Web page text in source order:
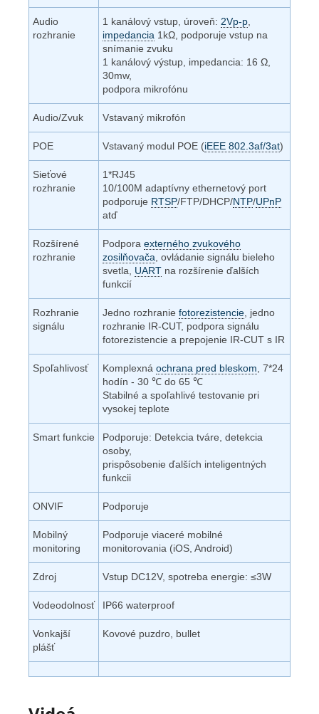
Audio
rozhranie
1 kanálový vstup, úroveň: 2Vp-p
impedancia 1kΩ , podporuje vstup na
snímanie zvuku
1 kanálový výstup, impedancia: 16 Ω
30mw,
podpora mikrofónu
Audio/Zvuk Vstavaný mikrofón
POE Vstavaný modul POE (iEEE 802.3af/3at)
Sieťové
rozhranie
1*RJ45
10/100M adaptívny ethernetový port
podporuje RTSP/FTP/DHCP/NTP/UPnP
atď
Rozšírené
rozhranie
Podpora externého zvukového
zosilňovača , ovládanie signálu bieleho
svetla, UART na rozšírenie ďalších
funkcií
Rozhranie
signálu
Jedno rozhranie fotorezistencie , jedno
rozhranie IR-CUT, podpora signálu
fotorezistencie a prepojenie IR-CUT s IR
Spoľahlivosť Komplexná ochrana pred bleskom , 7*24
hodín - 30 ℃ do 65 ℃
Stabilné a spoľahlivé testovanie pri
vysokej teplote
Smart funkcie
Podporuje: Detekcia tváre, detekcia
osoby,
prispôsobenie ďalších inteligentných
funkcii
ONVIF Podporuje
Mobilný
monitoring
Podporuje viaceré mobilné
monitorovania (iOS, Android)
Zdroj Vstup DC12V, spotreba energie: ≤3W
Vodeodolnosť IP66 waterproof
Vonkajší
plášť
Kovové puzdro, bullet